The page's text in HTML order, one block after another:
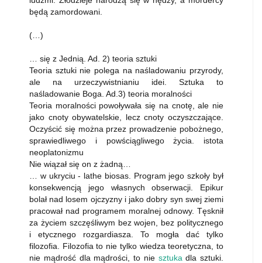
będą zamordowani.
(…)
… się z Jednią. Ad. 2) teoria sztuki
Teoria sztuki nie polega na naśladowaniu przyrody,
ale na urzeczywistnianiu idei. Sztuka to
naśladowanie Boga. Ad.3) teoria moralności
Teoria moralności powoływała się na cnotę, ale nie
jako cnoty obywatelskie, lecz cnoty oczyszczające.
Oczyścić się można przez prowadzenie pobożnego,
sprawiedliwego i powściągliwego życia. istota
neoplatonizmu
Nie wiązał się on z żadną…
… w ukryciu - lathe biosas. Program jego szkoły był
konsekwencją jego własnych obserwacji. Epikur
bolał nad losem ojczyzny i jako dobry syn swej ziemi
pracował nad programem moralnej odnowy. Tęsknił
za życiem szczęśliwym bez wojen, bez politycznego
i etycznego rozgardiasza. To mogła dać tylko
filozofia. Filozofia to nie tylko wiedza teoretyczna, to
nie mądrość dla mądrości, to nie sztuka dla sztuki.